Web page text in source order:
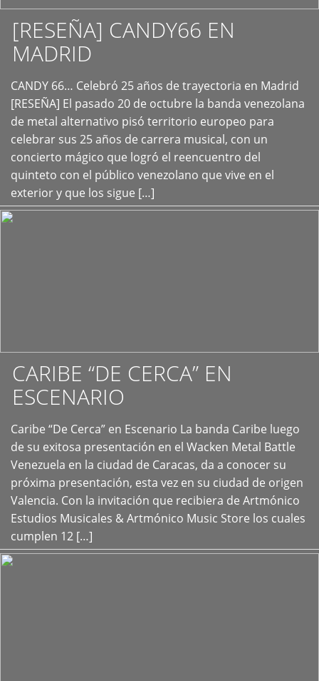
[RESEÑA] CANDY66 EN
MADRID
CANDY 66… Celebró 25 años de trayectoria en Madrid
[RESEÑA] El pasado 20 de octubre la banda venezolana
de metal alternativo pisó territorio europeo para
celebrar sus 25 años de carrera musical, con un
concierto mágico que logró el reencuentro del
quinteto con el público venezolano que vive en el
exterior y que los sigue […]
+
CARIBE “DE CERCA” EN
ESCENARIO
Caribe “De Cerca” en Escenario La banda Caribe luego
de su exitosa presentación en el Wacken Metal Battle
Venezuela en la ciudad de Caracas, da a conocer su
próxima presentación, esta vez en su ciudad de origen
Valencia. Con la invitación que recibiera de Artmónico
Estudios Musicales & Artmónico Music Store los cuales
cumplen 12 […]
+